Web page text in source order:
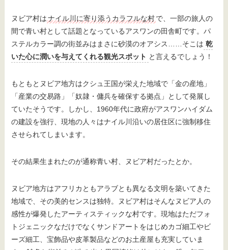
ヌビア村はナイル川に寄り添うカラフルな村で、一部の旅人の
間で青い村として話題となっているアスワンの田舎町です。パ
ステルカラー調の街並みはまさに砂漠のオアシス……そこは 乾
いた心に潤いを与えてくれる観光スポット と言えるでしょう！
もともとヌビア地方はクシュ王国が栄えた地域で「金の産地」
「産業の交易路」「奴隷・傭兵を確保する拠点」として発展し
ていたそうです。しかし、1960年代に政府がアスワンハイダム
の建設を強行、現地の人々はナイル川沿いの居住区に強制移住
させられてしまいます。
その結果生まれたのが通称青い村、ヌビア村だったとか。
ヌビア地方はアフリカともアラブとも異なる文明を築いてきた
地域で、その美的センスは独特。ヌビア村はそんなヌビア人の
感性が爆発したアーティスティックな村です。現地はただフォ
トジェニックなだけでなくサンドアートをはじめカゴ細工やビ
ーズ細工、宝飾品や皮革製品などのお土産屋も充実していま